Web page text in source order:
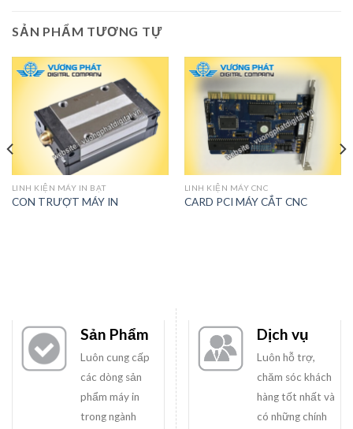
SẢN PHẨM TƯƠNG TỰ
LINH KIỆN MÁY IN BẠT
CON TRƯỢT MÁY IN
LINH KIỆN MÁY CNC
CARD PCI MÁY CẮT CNC
Sản Phẩm
Luôn cung cấp
các dòng sản
phẩm máy in
trong ngành
Dịch vụ
Luôn hỗ trợ,
chăm sóc khách
hàng tốt nhất và
có những chính